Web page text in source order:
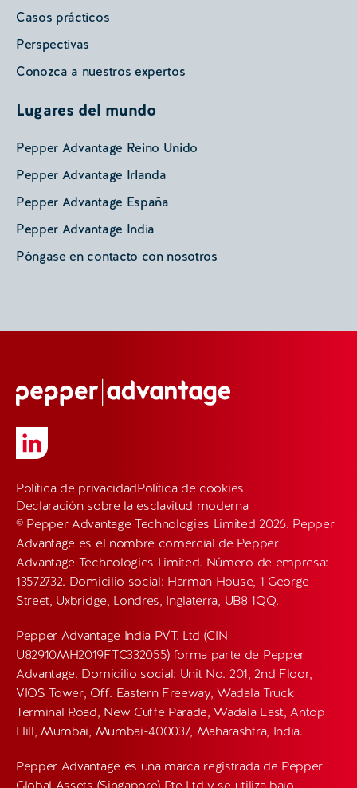
Casos prácticos
Perspectivas
Conozca a nuestros expertos
Lugares del mundo
Pepper Advantage Reino Unido
Pepper Advantage Irlanda
Pepper Advantage España
Pepper Advantage India
Póngase en contacto con nosotros
Política de privacidadPolítica de cookies
Declaración sobre la esclavitud moderna
© Pepper Advantage Technologies Limited 2026. Pepper
Advantage es el nombre comercial de Pepper
Advantage Technologies Limited. Número de empresa:
13572732. Domicilio social: Harman House, 1 George
Street, Uxbridge, Londres, Inglaterra, UB8 1QQ.
Pepper Advantage India PVT. Ltd (CIN
U82910MH2019FTC332055) forma parte de Pepper
Advantage. Domicilio social: Unit No. 201, 2nd Floor,
VIOS Tower, Off. Eastern Freeway, Wadala Truck
Terminal Road, New Cuffe Parade, Wadala East, Antop
Hill, Mumbai, Mumbai-400037, Maharashtra, India.
Pepper Advantage es una marca registrada de Pepper